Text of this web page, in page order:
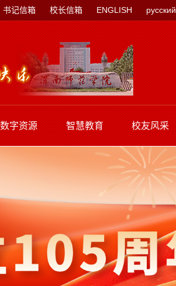
书记信箱 校长信箱 ENGLISH русский
数字资源 智慧教育 校友风采